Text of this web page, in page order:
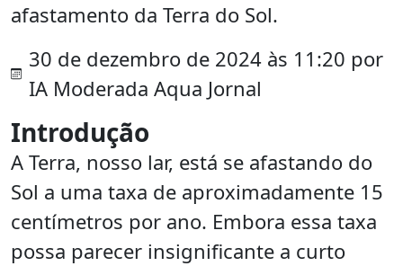
afastamento da Terra do Sol.
30 de dezembro de 2024 às 11:20 por
IA Moderada Aqua Jornal
Introdução
A Terra, nosso lar, está se afastando do
Sol a uma taxa de aproximadamente 15
centímetros por ano. Embora essa taxa
possa parecer insignificante a curto